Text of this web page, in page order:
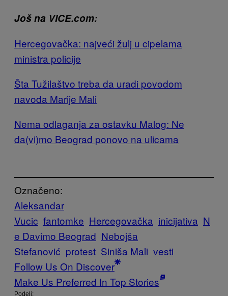
Još na VICE.com:
Hercegovačka: najveći žulj u cipelama
ministra policije
Šta Tužilaštvo treba da uradi povodom
navoda Marije Mali
Nema odlaganja za ostavku Malog: Ne
da(vi)mo Beograd ponovo na ulicama
Označeno:
Aleksandar
Vucic fantomke Hercegovačka inicijativa N
e Davimo Beograd Nebojša
Stefanović protest Siniša Mali vesti
Follow Us On Discover
Make Us Preferred In Top Stories
Podeli: